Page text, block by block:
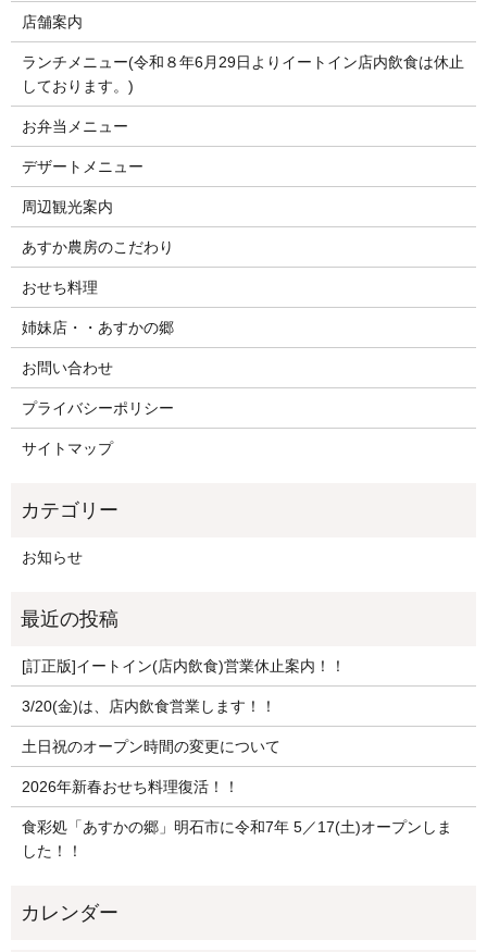
店舗案内
ランチメニュー(令和８年6月29日よりイートイン店内飲食は休止
しております。)
お弁当メニュー
デザートメニュー
周辺観光案内
あすか農房のこだわり
おせち料理
姉妹店・・あすかの郷
お問い合わせ
プライバシーポリシー
サイトマップ
お知らせ
[訂正版]イートイン(店内飲食)営業休止案内！！
3/20(金)は、店内飲食営業します！！
土日祝のオープン時間の変更について
2026年新春おせち料理復活！！
食彩処「あすかの郷」明石市に令和7年 5／17(土)オープンしま
した！！